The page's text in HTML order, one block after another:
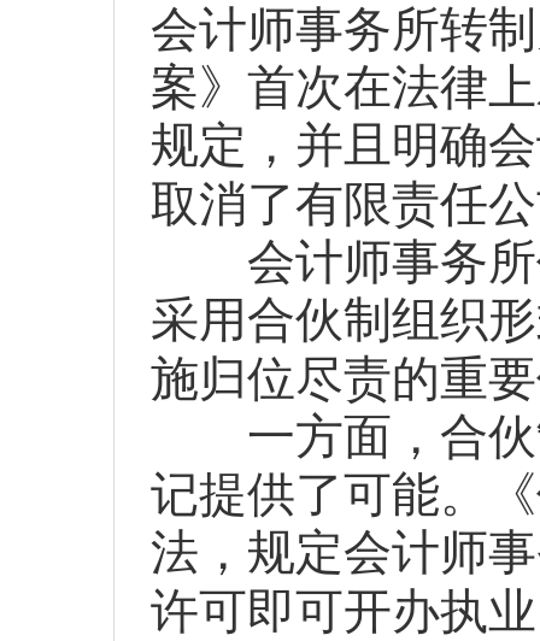
会计师事务所转
案》首次在法律
规定，并且明确
取消了有限责任
会计师事务所
采用合伙制组织
施归位尽责的重
一方面，合伙
记提供了可能。
法，规定会计师
许可即可开办执